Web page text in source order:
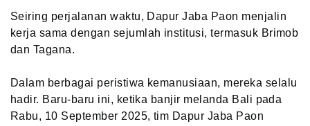
Seiring perjalanan waktu, Dapur Jaba Paon menjalin
kerja sama dengan sejumlah institusi, termasuk Brimob
dan Tagana.
Dalam berbagai peristiwa kemanusiaan, mereka selalu
hadir. Baru-baru ini, ketika banjir melanda Bali pada
Rabu, 10 September 2025, tim Dapur Jaba Paon